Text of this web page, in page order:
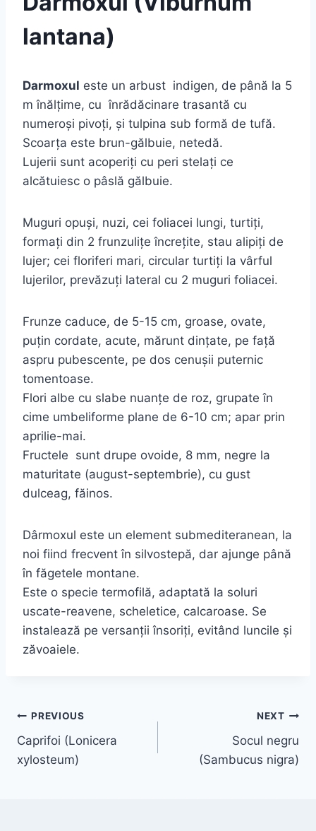
lantana)
Darmoxul este un arbust indigen, de până la 5
m înălţime, cu înrădăcinare trasantă cu
numeroşi pivoţi, şi tulpina sub formă de tufă.
Scoarţa este brun-gălbuie, netedă.
Lujerii sunt acoperiţi cu peri stelaţi ce
alcătuiesc o pâslă gălbuie.
Muguri opuşi, nuzi, cei foliacei lungi, turtiţi,
formaţi din 2 frunzuliţe încreţite, stau alipiţi de
lujer; cei floriferi mari, circular turtiţi la vârful
lujerilor, prevăzuţi lateral cu 2 muguri foliacei.
Frunze caduce, de 5-15 cm, groase, ovate,
puţin cordate, acute, mărunt dinţate, pe faţă
aspru pubescente, pe dos cenuşii puternic
tomentoase.
Flori albe cu slabe nuanţe de roz, grupate în
cime umbeliforme plane de 6-10 cm; apar prin
aprilie-mai.
Fructele sunt drupe ovoide, 8 mm, negre la
maturitate (august-septembrie), cu gust
dulceag, făinos.
Dârmoxul este un element submediteranean, la
noi fiind frecvent în silvostepă, dar ajunge până
în făgetele montane.
Este o specie termofilă, adaptată la soluri
uscate-reavene, scheletice, calcaroase. Se
instalează pe versanţii însoriţi, evitând luncile şi
zăvoaiele.
Navigare
în
PREVIOUS
Caprifoi (Lonicera
xylosteum)
NEXT
Socul negru
(Sambucus nigra)